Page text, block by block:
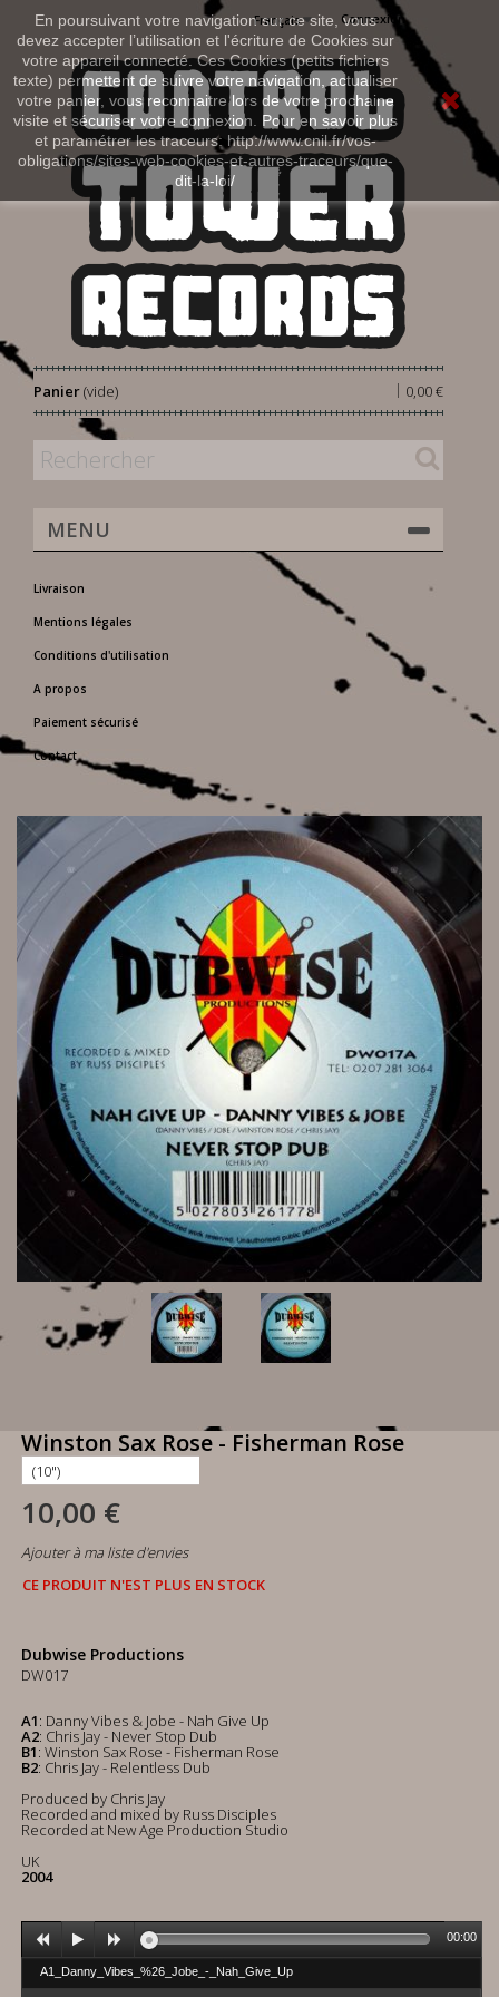
En poursuivant votre navigation sur ce site, vous
devez accepter l’utilisation et l'écriture de Cookies sur
votre appareil connecté. Ces Cookies (petits fichiers
texte) permettent de suivre votre navigation, actualiser
votre panier, vous reconnaitre lors de votre prochaine
visite et sécuriser votre connexion. Pour en savoir plus
et paramétrer les traceurs: http://www.cnil.fr/vos-
obligations/sites-web-cookies-et-autres-traceurs/que-
dit-la-loi/
Connexion
Français
Panier 0,00 €
|
(vide)
MENU
Livraison
Mentions légales
Conditions d'utilisation
A propos
Paiement sécurisé
Contact
Winston Sax Rose - Fisherman Rose
10,00 €
Ajouter à ma liste d'envies
CE PRODUIT N'EST PLUS EN STOCK
Dubwise Productions
DW017
A1: Danny Vibes & Jobe - Nah Give Up
A2: Chris Jay - Never Stop Dub
B1: Winston Sax Rose - Fisherman Rose
B2: Chris Jay - Relentless Dub
Produced by Chris Jay
Recorded and mixed by Russ Disciples
Recorded at New Age Production Studio
UK
2004
A1_Danny_Vibes_%26_Jobe_-_Nah_Give_Up
00:00